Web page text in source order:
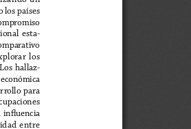
los países
esta-
los
hallaz-
para
influencia
entre